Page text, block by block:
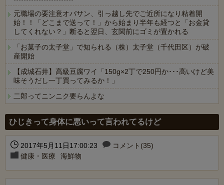
元職場の要注意オバサン、引っ越し先でご近所になり粘着開
始！！「どこまで送って！」から始まり半年も経つと「お金貸
してくれない？」断ると翌日、玄関前にゴミが置かれる
「お菓子の太子堂」で知られる（株）太子堂（千代田区）が破
産開始
【成城石井】高級豆腐ワイ「150g×2丁で250円か･･･高いけど美
味そうだし一丁買ってみるか！」
二郎ってニンニク要らんよな
ひじきって身体に悪いって言われてるけど
2017年5月11日17:00:23
コメント(35)
健康・医療
海鮮物